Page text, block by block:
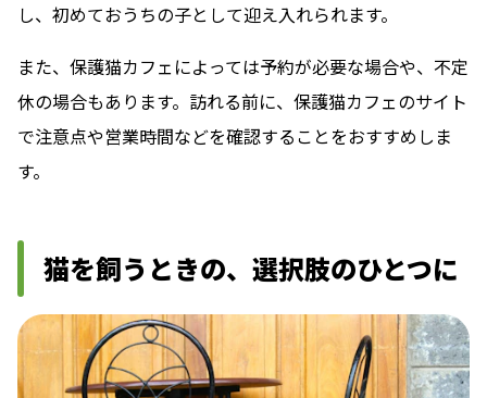
し、初めておうちの子として迎え入れられます。
また、保護猫カフェによっては予約が必要な場合や、不定
休の場合もあります。訪れる前に、保護猫カフェのサイト
で注意点や営業時間などを確認することをおすすめしま
す。
猫を飼うときの、選択肢のひとつに